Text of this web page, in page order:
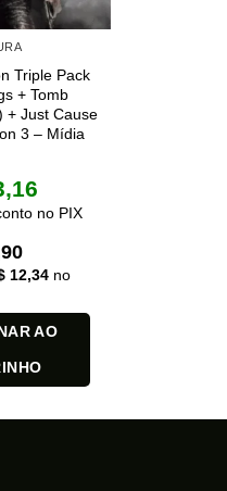
Triple Pack
+ Tomb
+ Just Cause
3 – Mídia
no PIX
12,34 no
AO